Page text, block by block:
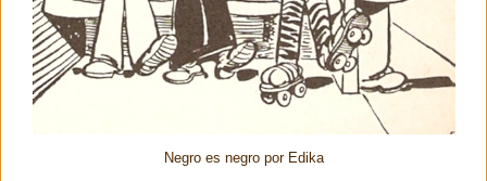
Negro es negro por Edika